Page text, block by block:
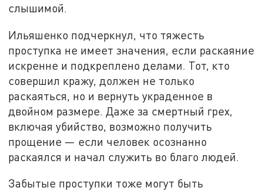
слышимой.
Ильяшенко подчеркнул, что тяжесть
проступка не имеет значения, если раскаяние
искренне и подкреплено делами. Тот, кто
совершил кражу, должен не только
раскаяться, но и вернуть украденное в
двойном размере. Даже за смертный грех,
включая убийство, возможно получить
прощение — если человек осознанно
раскаялся и начал служить во благо людей.
Забытые проступки тоже могут быть